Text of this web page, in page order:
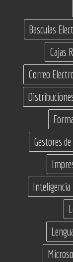
Basculas
Cajas
Correo
Gestores